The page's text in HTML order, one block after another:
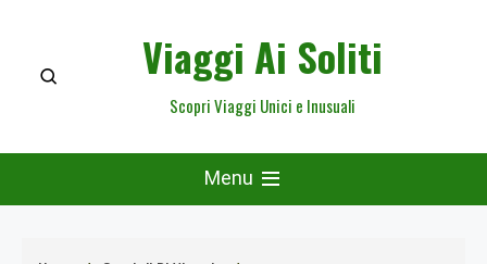
content
Viaggi Ai Soliti
Scopri Viaggi Unici e Inusuali
Menu